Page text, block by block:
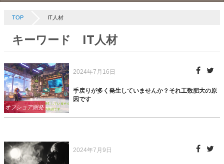
TOP IT人材
キーワード IT人材
Categories
オフショア開発
Posted
2024年7月16日
手戻りが多く発生していませんか？それ工数肥大の原
因です
Posted
2024年7月9日